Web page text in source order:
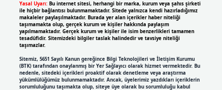
Yasal Uyarı: Bu internet sitesi, herhangi bir marka, kurum veya şahıs şirketi
ile hiçbir bağlantısı bulunmamaktadır. Sitede yalnızca kendi hazırladığımız
makaleler paylaşılmaktadır. Burada yer alan içerikler haber niteliği
taşımamakta olup, gerçek kurum ve kişiler hakkında paylaşım
yapılmamaktadır. Gerçek kurum ve kişiler ile isim benzerlikleri tamamen
tesadüfidir. Sitemizdeki bilgiler taslak halindedir ve tavsiye niteliği
taşımazlar.
Sitemiz, 5651 Sayılı Kanun gereğince Bilgi Teknolojileri ve İletişim Kurumu
(BTK) tarafından onaylanmış bir Yer Sağlayıcı olarak hizmet vermektedir. Bu
nedenle, sitedeki içerikleri proaktif olarak denetleme veya araştırma
yükümlülüğümüz bulunmamaktadır. Ancak, üyelerimiz yazdıkları içeriklerin
sorumluluğunu taşımakta olup, siteye üye olarak bu sorumluluğu kabul